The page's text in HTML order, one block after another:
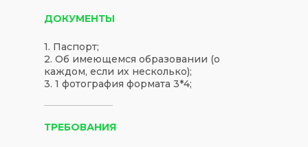
ДОКУМЕНТЫ
ТРЕБОВАНИЯ
1. Паспорт;
2. Об имеющемся образовании (о
каждом, если их несколько);
3. 1 фотография формата 3*4;